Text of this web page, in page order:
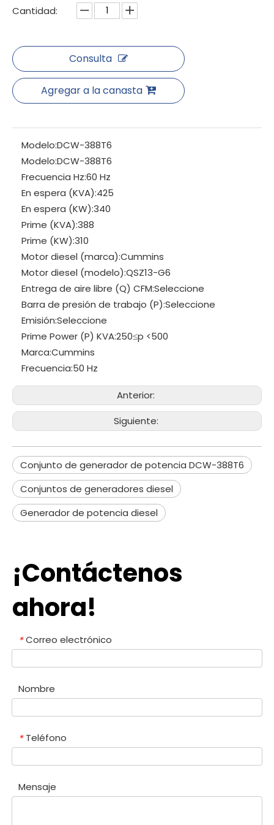
Cantidad:
Consulta
Agregar a la canasta
Modelo:DCW-388T6
Modelo:DCW-388T6
Frecuencia Hz:60 Hz
En espera (KVA):425
En espera (KW):340
Prime (KVA):388
Prime (KW):310
Motor diesel (marca):Cummins
Motor diesel (modelo):QSZ13-G6
Entrega de aire libre (Q) CFM:Seleccione
Barra de presión de trabajo (P):Seleccione
Emisión:Seleccione
Prime Power (P) KVA:250≤p <500
Marca:Cummins
Frecuencia:50 Hz
Anterior:
Siguiente:
Conjunto de generador de potencia DCW-388T6
Conjuntos de generadores diesel
Generador de potencia diesel
¡Contáctenos
ahora!
* Correo electrónico
Nombre
* Teléfono
Mensaje